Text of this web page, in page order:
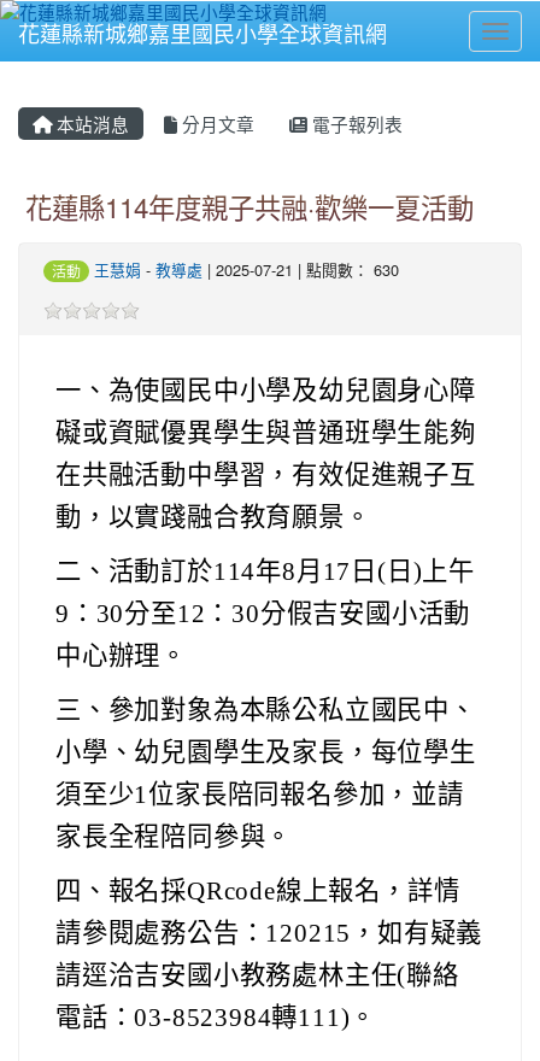
⏸
花蓮縣新城鄉嘉里國民小學全球資訊網
本站消息 分月文章 電子報列表
花蓮縣114年度親子共融·歡樂一夏活動
活動 王慧娟 - 教導處 | 2025-07-21 | 點閱數： 630
一、為使國民中小學及幼兒園身心障
礙或資賦優異學生與普通班學生能夠
在共融活動中學習，有效促進親子互
動，以實踐融合教育願景。
二、活動訂於114年8月17日(日)上午
9：30分至12：30分假吉安國小活動
中心辦理。
三、參加對象為本縣公私立國民中、
小學、幼兒園學生及家長，每位學生
須至少1位家長陪同報名參加，並請
家長全程陪同參與。
四、報名採QRcode線上報名，詳情
請參閱處務公告：120215，如有疑義
請逕洽吉安國小教務處林主任(聯絡
電話：03-8523984轉111)。